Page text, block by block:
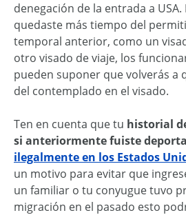
denegación de la entrada a
quedaste más tiempo del
temporal anterior, como un
otro visado de viaje, los
pueden suponer que volverás a
del contemplado en el visado.
Ten en cuenta que tu historial
si anteriormente fuiste
ilegalmente en los Estados
un motivo para evitar que
un familiar o tu conyugue tuvo
migración en el pasado esto